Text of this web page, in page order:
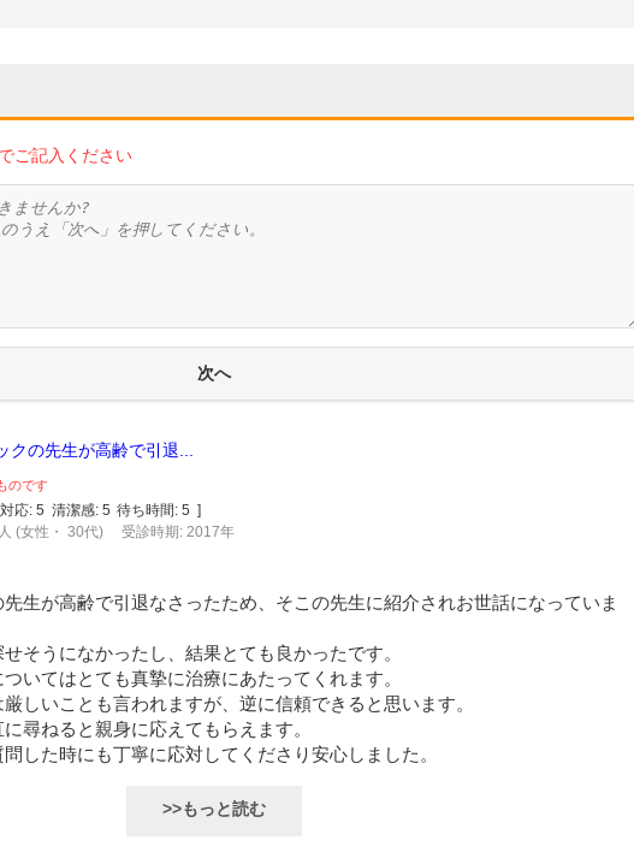
ご記入ください
の先生が高齢で引退...
のです
対応: 5 清潔感: 5 待ち時間: 5
(女性・ 30代) 受診時期: 2017年
生が高齢で引退なさったため、そこの先生に紹介されお世話になっていま
そうになかったし、結果とても良かったです。
いてはとても真摯に治療にあたってくれます。
しいことも言われますが、逆に信頼できると思います。
尋ねると親身に応えてもらえます。
した時にも丁寧に応対してくださり安心しました。
>>もっと読む